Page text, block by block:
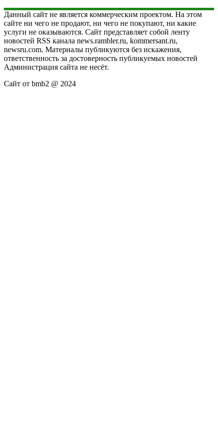
Данный сайт не является коммерческим проектом. На этом
сайте ни чего не продают, ни чего не покупают, ни какие
услуги не оказываются. Сайт представляет собой ленту
новостей RSS канала news.rambler.ru, kommersant.ru,
newsru.com. Материалы публикуются без искажения,
ответственность за достоверность публикуемых новостей
Администрация сайта не несёт.
Сайт от bmb2 @ 2024